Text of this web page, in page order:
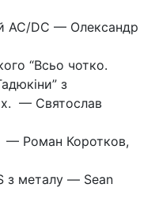
AC/DC — Олександр
“Всьо чотко.
з
— Святослав
— Роман Коротков,
з металу — Sean